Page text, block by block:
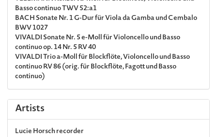
Basso continuo TWV 52:a1
BACHSonate Nr. 1 G-Dur für Viola da Gamba und Cembalo
BWV 1027
VIVALDISonate Nr. 5 e-Moll für Violoncello und Basso
continuo op. 14 Nr. 5 RV 40
VIVALDITrio a-Moll für Blockflöte, Violoncello und Basso
continuo RV 86 (orig. für Blockflöte, Fagott und Basso
continuo)
Artists
Lucie Horschrecorder